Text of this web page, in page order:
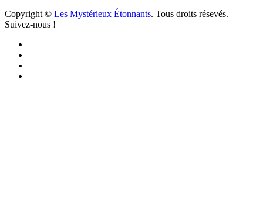
Copyright © Les Mystérieux Étonnants. Tous droits résevés.
Suivez-nous !